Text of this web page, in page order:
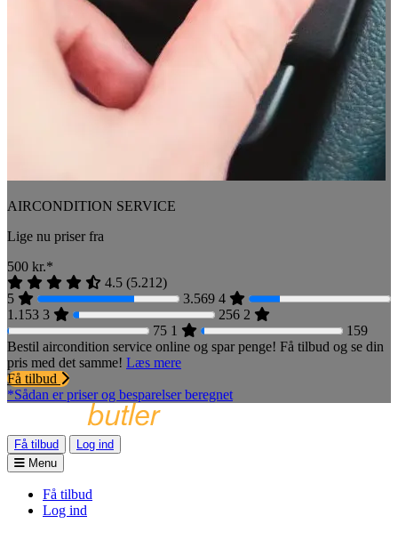
AIRCONDITION SERVICE
Lige nu priser fra
500 kr.*
4.5 (5.212)
5
3.569 4
1.153 3 256 2
75 1
159
Bestil aircondition service online og spar penge! Få tilbud og se din
pris med det samme! Læs mere
Få tilbud
*Sådan er priser og besparelser beregnet
Få tilbud
Log ind
Menu
Få tilbud
Log ind